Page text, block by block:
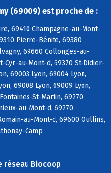
(69009) est proche de :
69410 Champagne-au-Mont-
Pierre-Bénite, 69380
69660 Collonges-au-
Cyr-au-Mont-d, 69370 St-Didier-
69003 Lyon, 69004 Lyon,
69008 Lyon, 69009 Lyon,
St-Martin, 69270
au-Mont-d, 69270
au-Mont-d, 69600 Oullins,
Camp
réseau Biocoop